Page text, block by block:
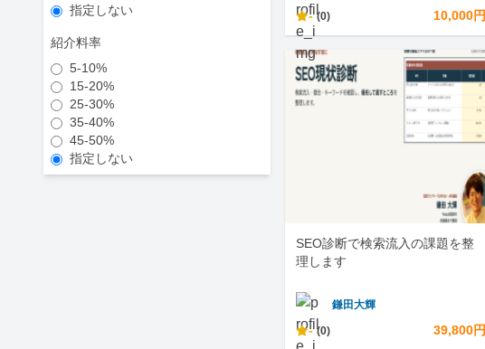
指定しない
紹介料率
5-10%
15-20%
25-30%
35-40%
45-50%
指定しない
- (0) 10,000円
SEO診断で検索流入の課題を整
理します
鎌田大輝
- (0) 39,800円